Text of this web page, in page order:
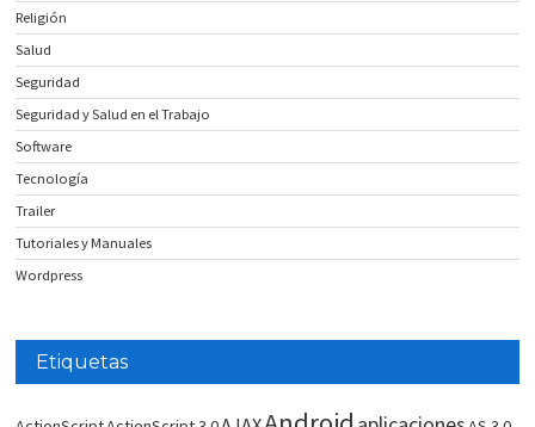
Religión
Salud
Seguridad
Seguridad y Salud en el Trabajo
Software
Tecnología
Trailer
Tutoriales y Manuales
Wordpress
Etiquetas